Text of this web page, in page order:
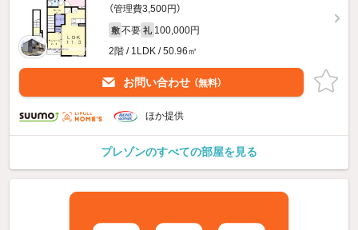
（管理費3,500円）
敷 不要 礼 100,000円
2階 / 1LDK / 50.96㎡
お問い合わせ （無料）
ほか提供
プレゾンのすべての部屋を見る